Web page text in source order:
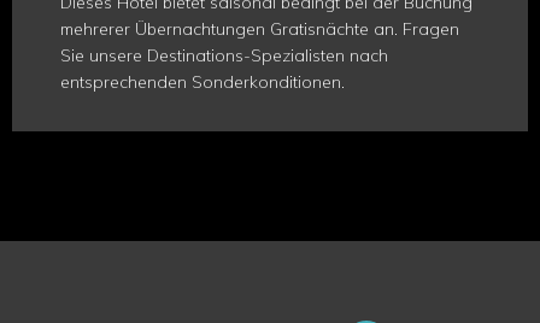
mehrerer Übernachtungen Gratisnächte an. Fragen
Sie unsere Destinations-Spezialisten nach
entsprechenden Sonderkonditionen.